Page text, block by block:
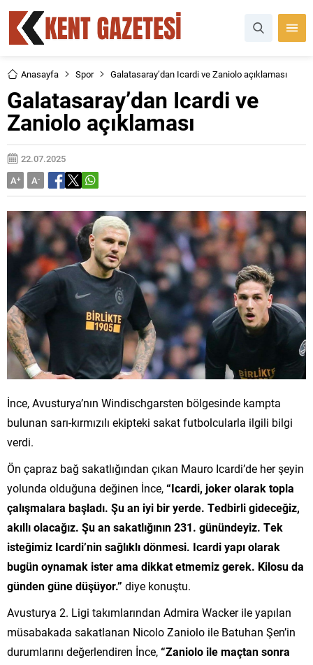
Anasayfa Spor Galatasaray’dan Icardi ve Zaniolo açıklaması
Galatasaray’dan Icardi ve
Zaniolo açıklaması
22.07.2025
A+ A-
İnce, Avusturya’nın Windischgarsten bölgesinde kampta
bulunan sarı-kırmızılı ekipteki sakat futbolcularla ilgili bilgi
verdi.
Ön çapraz bağ sakatlığından çıkan Mauro Icardi’de her şeyin
yolunda olduğuna değinen İnce,“Icardi, joker olarak topla
çalışmalara başladı. Şu an iyi bir yerde. Tedbirli gideceğiz,
akıllı olacağız. Şu an sakatlığının 231. günündeyiz. Tek
isteğimiz Icardi’nin sağlıklı dönmesi. Icardi yapı olarak
bugün oynamak ister ama dikkat etmemiz gerek. Kilosu da
günden güne düşüyor.” diye konuştu.
Avusturya 2. Ligi takımlarından Admira Wacker ile yapılan
müsabakada sakatlanan Nicolo Zaniolo ile Batuhan Şen’in
durumlarını değerlendiren İnce,“Zaniolo ile maçtan sonra